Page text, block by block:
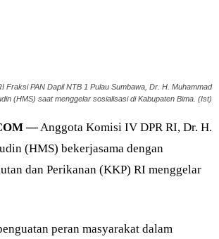
Fraksi PAN Dapil NTB 1 Pulau Sumbawa, Dr. H. Muhammad
(HMS) saat menggelar sosialisasi di Kabupaten Bima. (Ist)
—Anggota Komisi IV DPR RI, Dr. H.
(HMS) bekerjasama dengan
dan Perikanan (KKP) RI menggelar
peran masyarakat dalam